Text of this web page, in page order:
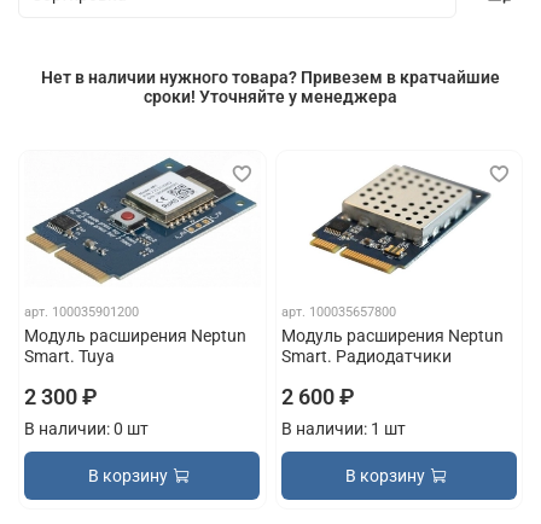
Нет в наличии нужного товара? Привезем в кратчайшие
сроки! Уточняйте у менеджера
арт. 100035901200
Модуль расширения Neptun
Smart. Tuya
2 300 ₽
В наличии: 0 шт
В корзину
арт. 100035657800
Модуль расширения Neptun
Smart. Радиодатчики
2 600 ₽
В наличии: 1 шт
В корзину